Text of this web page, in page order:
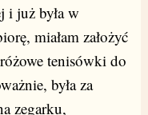
i już była w
miałam założyć
tenisówki do
była za
zegarku,